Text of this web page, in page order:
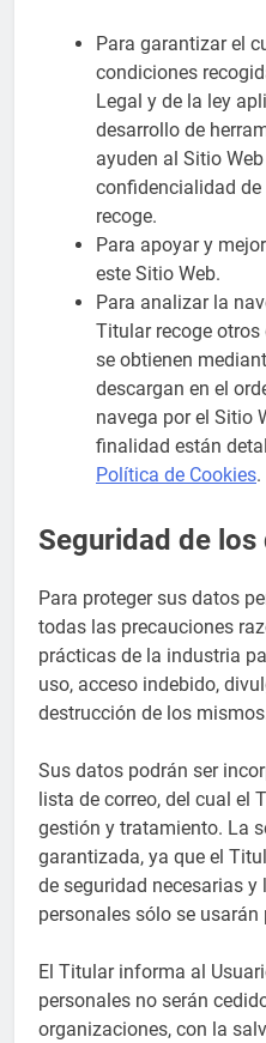
Para garantizar el
condiciones
Legal y de la ley
desarrollo de
ayuden al Sitio
confidencialidad
recoge.
Para apoyar y
este Sitio Web.
Para analizar la
Titular recoge
se obtienen
descargan en el
navega por el Sitio
finalidad están
Política de Cookies.
Seguridad de
Para proteger sus datos
todas las precauciones
prácticas de la industria
uso, acceso indebido,
destrucción de los
Sus datos podrán ser
lista de correo, del cual el
gestión y tratamiento. La
garantizada, ya que el
de seguridad necesarias
personales sólo se
El Titular informa al
personales no serán
organizaciones, con la